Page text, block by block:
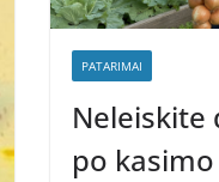
PATARIMAI
Neleiskite
po